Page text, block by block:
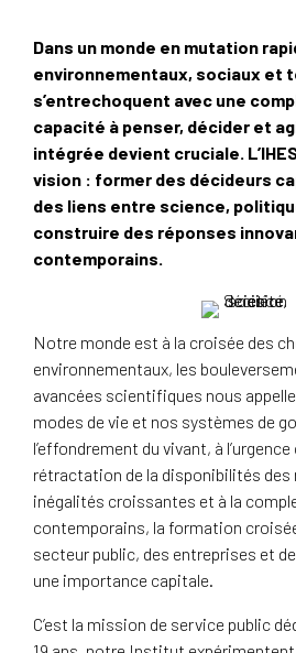
Dans un monde en mutation
environnementaux, sociaux et
s’entrechoquent avec une
capacité à penser, décider et
intégrée devient cruciale.
vision : former des décideurs
des liens entre science,
construire des réponses
contemporains.
Notre monde est à la croisée des
environnementaux, les
avancées scientifiques nous
modes de vie et nos systèmes de
l’effondrement du vivant, à
rétractation de la disponibilités des
inégalités croissantes et à la
contemporains, la formation
secteur public, des entreprises et
une importance capitale.
C’est la mission de service public